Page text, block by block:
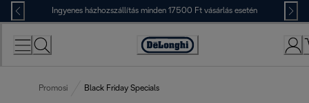
Skip
to
Content
Ingyenes házhozszállítás minden 17500 Ft vásárlás esetén
Accessibility
Promosi Black Friday Specials